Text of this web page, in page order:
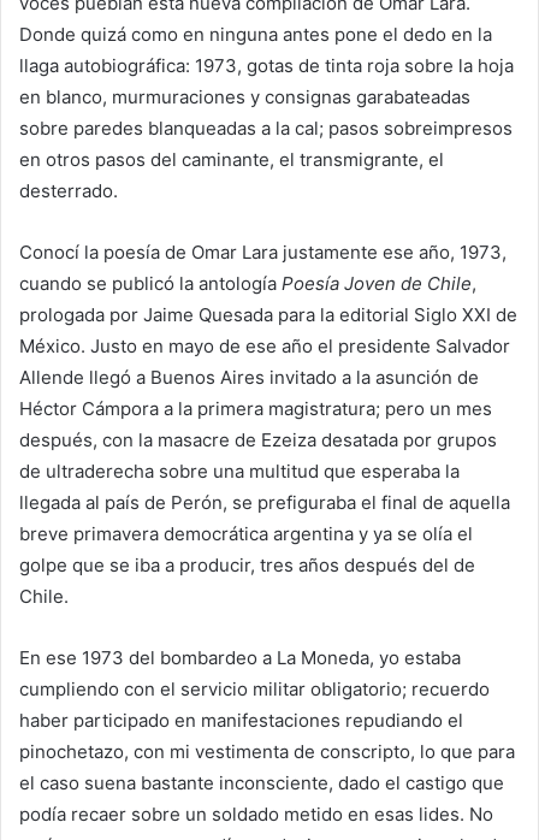
Donde quizá como en ninguna antes pone el dedo en la
llaga autobiográfica: 1973, gotas de tinta roja sobre la hoja
en blanco, murmuraciones y consignas garabateadas
sobre paredes blanqueadas a la cal; pasos sobreimpresos
en otros pasos del caminante, el transmigrante, el
desterrado.
Conocí la poesía de Omar Lara justamente ese año, 1973,
cuando se publicó la antología Poesía Joven de Chile,
prologada por Jaime Quesada para la editorial Siglo XXI de
México. Justo en mayo de ese año el presidente Salvador
Allende llegó a Buenos Aires invitado a la asunción de
Héctor Cámpora a la primera magistratura; pero un mes
después, con la masacre de Ezeiza desatada por grupos
de ultraderecha sobre una multitud que esperaba la
llegada al país de Perón, se prefiguraba el final de aquella
breve primavera democrática argentina y ya se olía el
golpe que se iba a producir, tres años después del de
Chile.
En ese 1973 del bombardeo a La Moneda, yo estaba
cumpliendo con el servicio militar obligatorio; recuerdo
haber participado en manifestaciones repudiando el
pinochetazo, con mi vestimenta de conscripto, lo que para
el caso suena bastante inconsciente, dado el castigo que
podía recaer sobre un soldado metido en esas lides. No